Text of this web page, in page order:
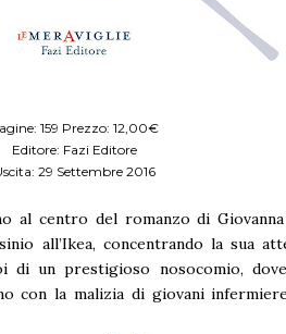
159 Prezzo: 12,00€
Editore: Fazi Editore
29 Settembre 2016
al centro del romanzo di
all’Ikea, concentrando la sua
di un prestigioso nosocomio,
con la malizia di giovani